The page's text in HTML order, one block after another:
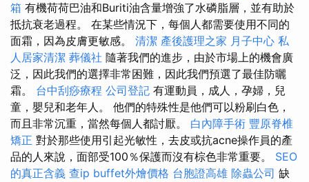
箱 有機荷荷巴油和Buriti油含量增強了水磷脂層，並有助於
抵抗衰老過程。 在某些情況下，每個人都需要使用不同的
面霜，因為皮膚更敏感。 清潔 產後護理之家 月子中心 私
人居家清潔 葬儀社 隨著我們的進步，由於市場上的機會廣
泛，因此我們的選擇非常困難，因此我們預選了最佳防曬
霜。 台中刮痧療程 公司登記 有運動員，成人，孕婦，兒
童，嬰兒和老年人。 他們的特殊性是他們可以粉刷白色，
而且非常沉重，當然每個人都討厭。 白內障手術 豐原脊椎
矯正 對於那些使用引起光敏性，去皮或抗acne操作員的產
品的人來說，面部受100％保護而沒有棕色非常重要。 SEO
的真正含義 查ip buffet外燴價格 台胞證高雄 除蟲公司 缺